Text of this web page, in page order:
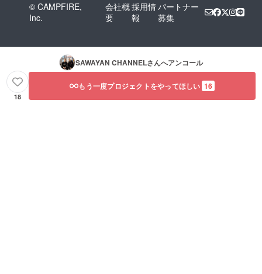
© CAMPFIRE,
Inc.
会社概
要
採用情
報
パートナー
募集
SAWAYAN CHANNELさんへアンコール
18
もう一度プロジェクトをやってほしい 16